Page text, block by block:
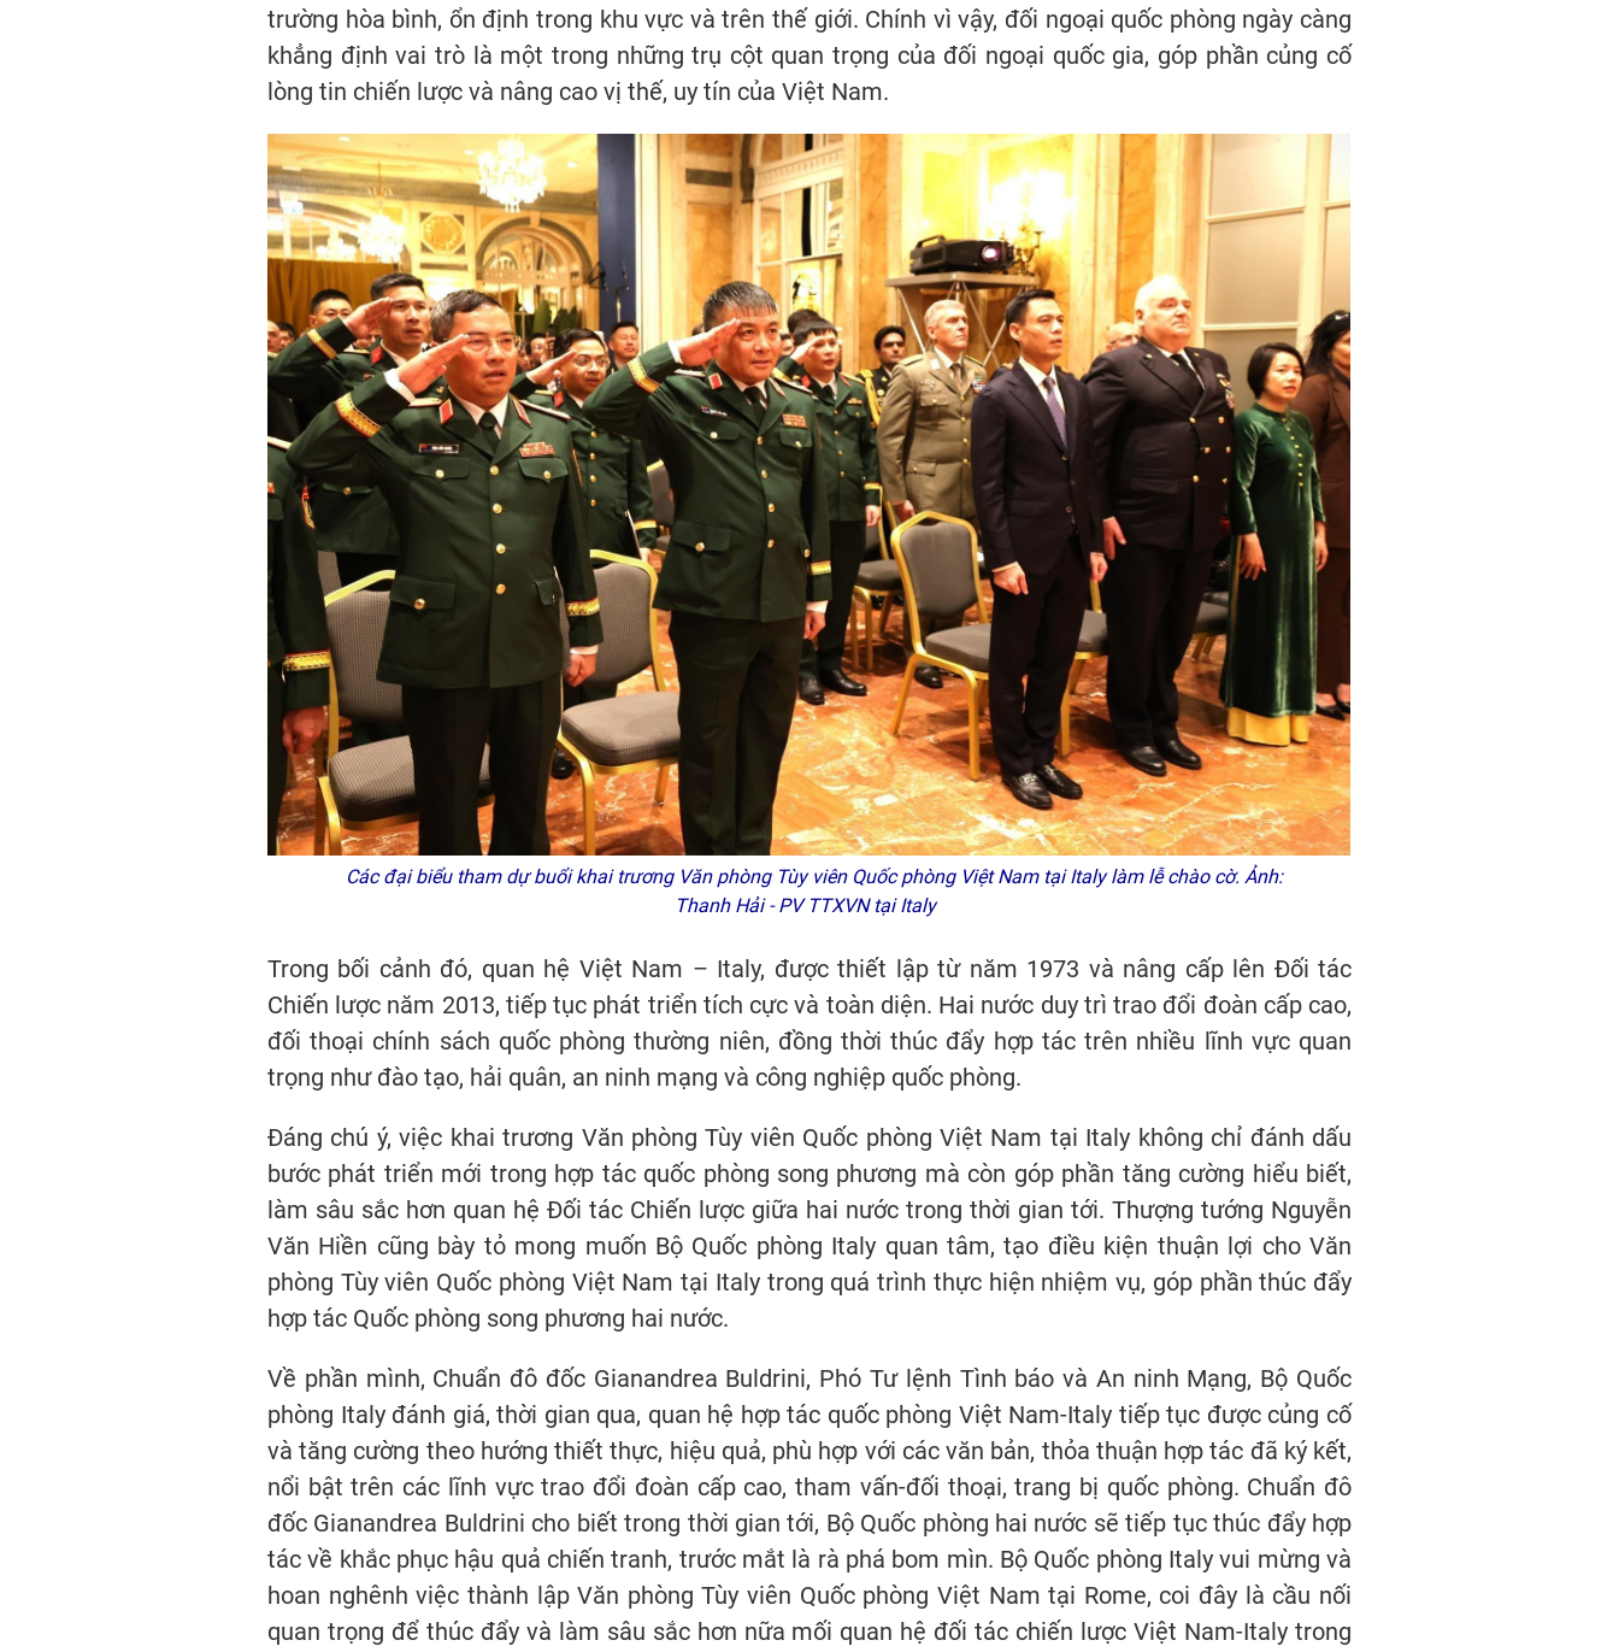
trường hòa bình, ổn định trong khu vực và trên thế giới. Chính vì vậy, đối ngoại quốc phòng ngày càng
khẳng định vai trò là một trong những trụ cột quan trọng của đối ngoại quốc gia, góp phần củng cố
lòng tin chiến lược và nâng cao vị thế, uy tín của Việt Nam.
Các đại biểu tham dự buổi khai trương Văn phòng Tùy viên Quốc phòng Việt Nam tại Italy làm lễ chào cờ. Ảnh:
Thanh Hải - PV TTXVN tại Italy
Trong bối cảnh đó, quan hệ Việt Nam – Italy, được thiết lập từ năm 1973 và nâng cấp lên Đối tác
Chiến lược năm 2013, tiếp tục phát triển tích cực và toàn diện. Hai nước duy trì trao đổi đoàn cấp cao,
đối thoại chính sách quốc phòng thường niên, đồng thời thúc đẩy hợp tác trên nhiều lĩnh vực quan
trọng như đào tạo, hải quân, an ninh mạng và công nghiệp quốc phòng.
Đáng chú ý, việc khai trương Văn phòng Tùy viên Quốc phòng Việt Nam tại Italy không chỉ đánh dấu
bước phát triển mới trong hợp tác quốc phòng song phương mà còn góp phần tăng cường hiểu biết,
làm sâu sắc hơn quan hệ Đối tác Chiến lược giữa hai nước trong thời gian tới. Thượng tướng Nguyễn
Văn Hiền cũng bày tỏ mong muốn Bộ Quốc phòng Italy quan tâm, tạo điều kiện thuận lợi cho Văn
phòng Tùy viên Quốc phòng Việt Nam tại Italy trong quá trình thực hiện nhiệm vụ, góp phần thúc đẩy
hợp tác Quốc phòng song phương hai nước.
Về phần mình, Chuẩn đô đốc Gianandrea Buldrini, Phó Tư lệnh Tình báo và An ninh Mạng, Bộ Quốc
phòng Italy đánh giá, thời gian qua, quan hệ hợp tác quốc phòng Việt Nam-Italy tiếp tục được củng cố
và tăng cường theo hướng thiết thực, hiệu quả, phù hợp với các văn bản, thỏa thuận hợp tác đã ký kết,
nổi bật trên các lĩnh vực trao đổi đoàn cấp cao, tham vấn-đối thoại, trang bị quốc phòng. Chuẩn đô
đốc Gianandrea Buldrini cho biết trong thời gian tới, Bộ Quốc phòng hai nước sẽ tiếp tục thúc đẩy hợp
tác về khắc phục hậu quả chiến tranh, trước mắt là rà phá bom mìn. Bộ Quốc phòng Italy vui mừng và
hoan nghênh việc thành lập Văn phòng Tùy viên Quốc phòng Việt Nam tại Rome, coi đây là cầu nối
quan trọng để thúc đẩy và làm sâu sắc hơn nữa mối quan hệ đối tác chiến lược Việt Nam-Italy trong